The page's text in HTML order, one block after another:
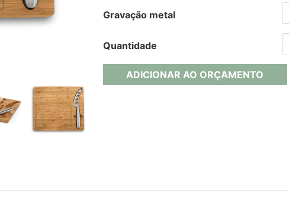
Gravação metal
Quantidade
ADICIONAR AO ORÇAMENTO